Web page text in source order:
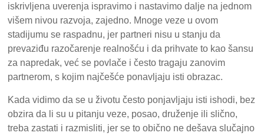
iskrivljena uverenja ispravimo i nastavimo dalje na jednom
višem nivou razvoja, zajedno. Mnoge veze u ovom
stadijumu se raspadnu, jer partneri nisu u stanju da
prevaziđu razočarenje realnošću i da prihvate to kao šansu
za napredak, već se povlače i često tragaju zanovim
partnerom, s kojim najčešće ponavljaju isti obrazac.
Kada vidimo da se u životu često ponjavljaju isti ishodi, bez
obzira da li su u pitanju veze, posao, druženje ili slično,
treba zastati i razmisliti, jer se to obično ne dešava slučajno